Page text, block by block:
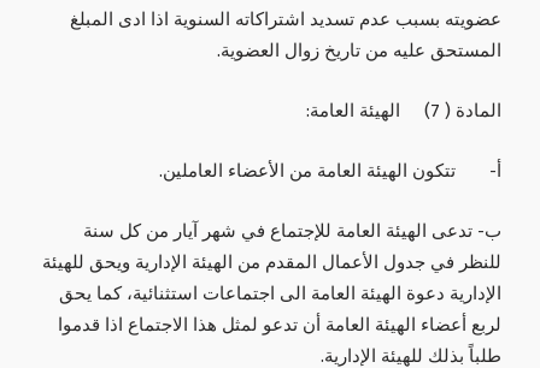
عضويته بسبب عدم تسديد اشتراكاته السنوية اذا ادى المبلغ
المستحق عليه من تاريخ زوال العضوية.
المادة ( 7) الهيئة العامة:
‌أ- تتكون الهيئة العامة من الأعضاء العاملين.
‌ب- تدعى الهيئة العامة للإجتماع في شهر آيار من كل سنة
للنظر في جدول الأعمال المقدم من الهيئة الإدارية ويحق للهيئة
الإدارية دعوة الهيئة العامة الى اجتماعات استثنائية، كما يحق
لربع أعضاء الهيئة العامة أن تدعو لمثل هذا الاجتماع اذا قدموا
طلباً بذلك للهيئة الإدارية.